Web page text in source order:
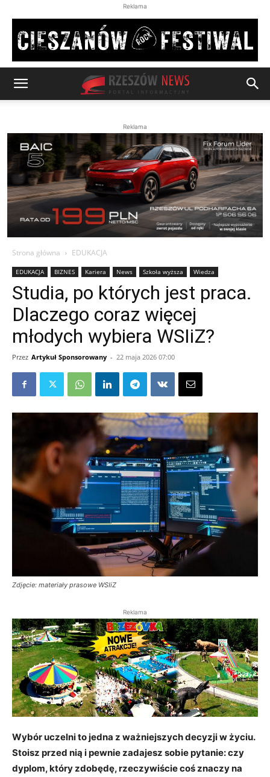
Reklama
Reklama
Strona główna EDUKACJA
EDUKACJA BIZNES Kariera News Szkoła wyższa Wiedza
Studia, po których jest praca.
Dlaczego coraz więcej
młodych wybiera WSIiZ?
Przez Artykuł Sponsorowany - 22 maja 2026 07:00
Zdjęcie: materiały prasowe WSIiZ
Reklama
Wybór uczelni to jedna z ważniejszych decyzji w życiu.
Stoisz przed nią i pewnie zadajesz sobie pytanie: czy
dyplom, który zdobędę, rzeczywiście coś znaczy na